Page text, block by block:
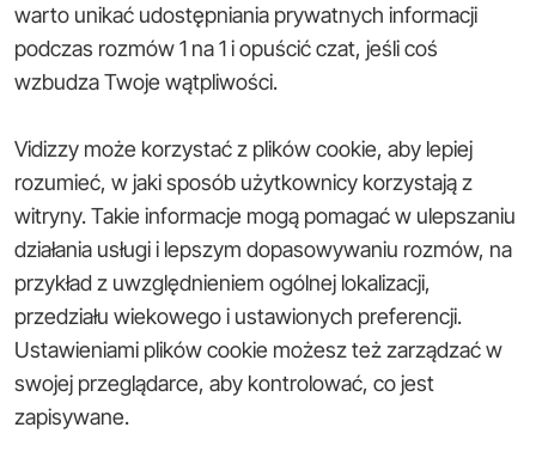
warto unikać udostępniania prywatnych informacji
podczas rozmów 1 na 1 i opuścić czat, jeśli coś
wzbudza Twoje wątpliwości.
Vidizzy może korzystać z plików cookie, aby lepiej
rozumieć, w jaki sposób użytkownicy korzystają z
witryny. Takie informacje mogą pomagać w ulepszaniu
działania usługi i lepszym dopasowywaniu rozmów, na
przykład z uwzględnieniem ogólnej lokalizacji,
przedziału wiekowego i ustawionych preferencji.
Ustawieniami plików cookie możesz też zarządzać w
swojej przeglądarce, aby kontrolować, co jest
zapisywane.